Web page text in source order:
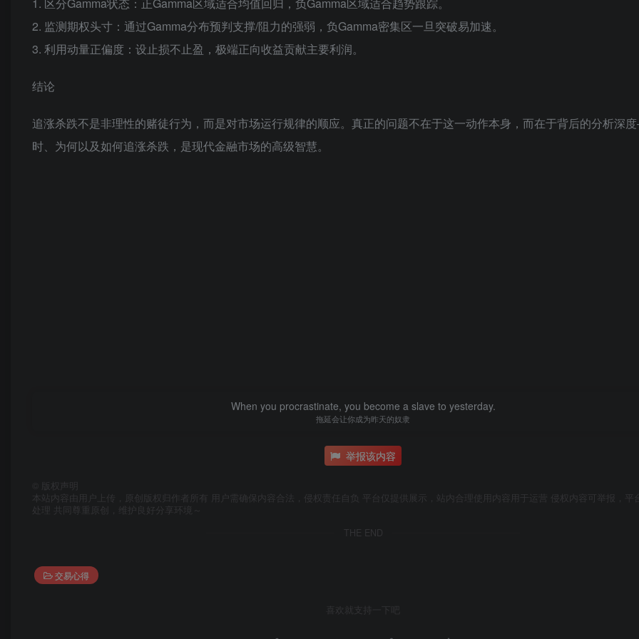
2. 监测期权头寸：通过Gamma分布预判支撑/阻力的强弱，负Gamma密集区一旦突破易加速。
3. 利用动量正偏度：设止损不止盈，极端正向收益贡献主要利润。
结论
追涨杀跌不是非理性的赌徒行为，而是对市场运行规律的顺应。真正的问题不在于这一动作本身，而在于背后的分析深
时、为何以及如何追涨杀跌，是现代金融市场的高级智慧。
When you procrastinate, you become a slave to yesterday.
拖延会让你成为昨天的奴隶
举报该内容
版权声明
本站内容由用户上传，原创版权归作者所有 用户需确保内容合法，侵权责任自负 平台仅提供展示，站内合理使用内容用于运营 侵权内容可举报，平
处理 共同尊重原创，维护良好分享环境～
THE END
交易心得
喜欢就支持一下吧